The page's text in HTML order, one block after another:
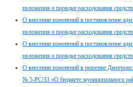
положения о порядке расходования
О внесении изменений в постановление
положения о порядке расходования
О внесении изменений в постановление
положения о порядке расходования
О внесении изменений в решение
№ 5-РС/33 «О бюджете муниципального